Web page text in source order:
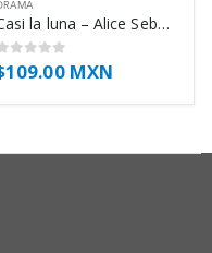
Casi la luna – Alice Sebold
out of 5
109.00 MXN